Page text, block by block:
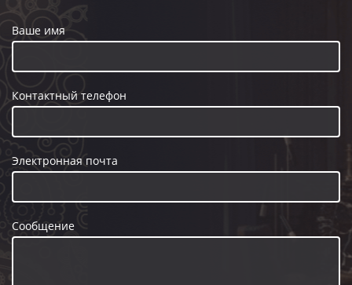
Ваше имя
Контактный телефон
Электронная почта
Сообщение